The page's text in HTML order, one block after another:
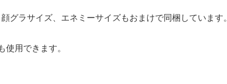
グラサイズ、エネミーサイズもおまけで同梱しています。
用できます。